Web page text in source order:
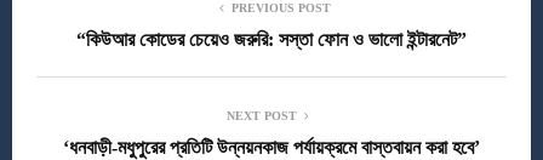
PREVIOUS POST
“কিউআর কোডের চেয়েও জরুরি: সস্তা ফোন ও ভালো ইন্টারনেট”
NEXT POST
‘ধনবাড়ী-মধুপুরের প্রতিটি উন্নয়নকাজ পর্যায়ক্রমে বাস্তবায়ন করা হবে’